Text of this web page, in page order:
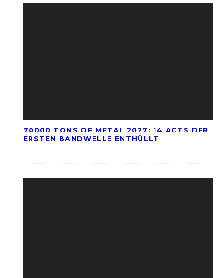
70000 TONS OF METAL 2027: 14 ACTS DER
ERSTEN BANDWELLE ENTHÜLLT